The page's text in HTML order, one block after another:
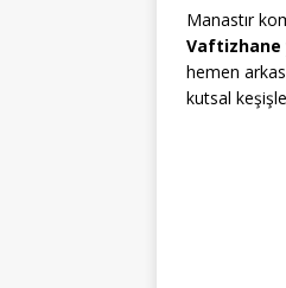
Manastır
Vaftizhane
hemen
kutsal